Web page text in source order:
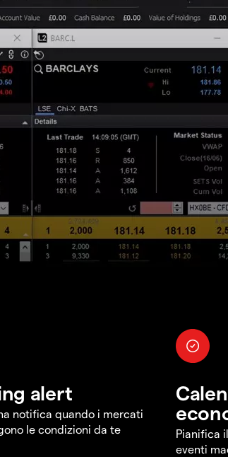
alert
notifica quando i mercati
le condizioni da te
Pianifica
eventi